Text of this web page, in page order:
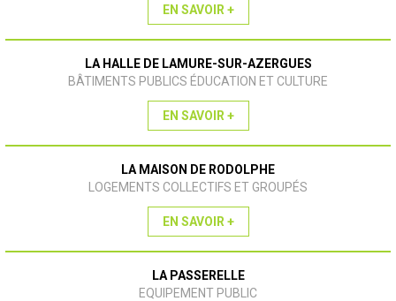
EN SAVOIR +
LA HALLE DE LAMURE-SUR-AZERGUES
BÂTIMENTS PUBLICS ÉDUCATION ET CULTURE
EN SAVOIR +
LA MAISON DE RODOLPHE
LOGEMENTS COLLECTIFS ET GROUPÉS
EN SAVOIR +
LA PASSERELLE
EQUIPEMENT PUBLIC